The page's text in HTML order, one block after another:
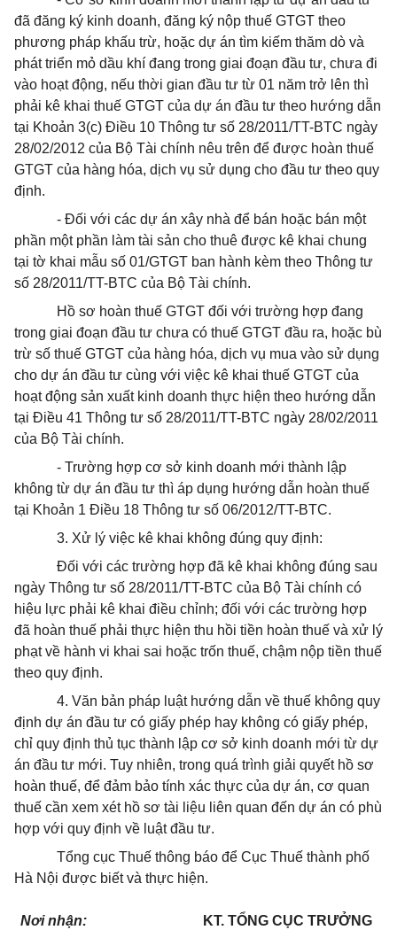
đã đăng ký kinh doanh, đăng ký nộp thuế GTGT theo
phương pháp khấu trừ, hoặc dự án tìm kiếm thăm dò và
phát triển mỏ dầu khí đang trong giai đoạn đầu tư, chưa đi
vào hoạt động, nếu thời gian đầu tư từ 01 năm trở lên thì
phải kê khai thuế GTGT của dự án đầu tư theo hướng dẫn
tại Khoản 3(c) Điều 10 Thông tư số 28/2011/TT-BTC ngày
28/02/2012 của Bộ Tài chính nêu trên để được hoàn thuế
GTGT của hàng hóa, dịch vụ sử dụng cho đầu tư theo quy
định.
- Đối với các dự án xây nhà để bán hoặc bán một
phần một phần làm tài sản cho thuê được kê khai chung
tại tờ khai mẫu số 01/GTGT ban hành kèm theo Thông tư
số 28/2011/TT-BTC của Bộ Tài chính.
Hồ sơ hoàn thuế GTGT đối với trường hợp đang
trong giai đoạn đầu tư chưa có thuế GTGT đầu ra, hoặc bù
trừ số thuế GTGT của hàng hóa, dịch vụ mua vào sử dụng
cho dự án đầu tư cùng với việc kê khai thuế GTGT của
hoạt động sản xuất kinh doanh thực hiện theo hướng dẫn
tại Điều 41 Thông tư số 28/2011/TT-BTC ngày 28/02/2011
của Bộ Tài chính.
- Trường hợp cơ sở kinh doanh mới thành lập
không từ dự án đầu tư thì áp dụng hướng dẫn hoàn thuế
tại Khoản 1 Điều 18 Thông tư số 06/2012/TT-BTC.
3. Xử lý việc kê khai không đúng quy định:
Đối với các trường hợp đã kê khai không đúng sau
ngày Thông tư số 28/2011/TT-BTC của Bộ Tài chính có
hiệu lực phải kê khai điều chỉnh; đối với các trường hợp
đã hoàn thuế phải thực hiện thu hồi tiền hoàn thuế và xử lý
phạt về hành vi khai sai hoặc trốn thuế, chậm nộp tiền thuế
theo quy định.
4. Văn bản pháp luật hướng dẫn về thuế không quy
định dự án đầu tư có giấy phép hay không có giấy phép,
chỉ quy định thủ tục thành lập cơ sở kinh doanh mới từ dự
án đầu tư mới. Tuy nhiên, trong quá trình giải quyết hồ sơ
hoàn thuế, để đảm bảo tính xác thực của dự án, cơ quan
thuế cần xem xét hồ sơ tài liệu liên quan đến dự án có phù
hợp với quy định về luật đầu tư.
Tổng cục Thuế thông báo để Cục Thuế thành phố
Hà Nội được biết và thực hiện.
Nơi nhận:
KT. TỔNG CỤC TRƯỞNG